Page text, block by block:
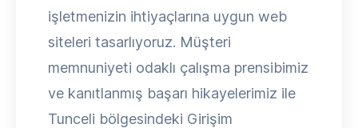
işletmenizin ihtiyaçlarına uygun web
siteleri tasarlıyoruz. Müşteri
memnuniyeti odaklı çalışma prensibimiz
ve kanıtlanmış başarı hikayelerimiz ile
Tunceli bölgesindeki Girişim